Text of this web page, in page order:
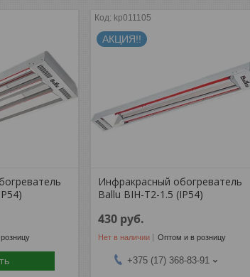
kp011105
АКЦИЯ!!
Инфракрасный обогреватель
Ballu BIH-T2-1.5 (IP54)
430 руб.
Нет в наличии Оптом и в розницу
+375 (17) 368-83-91